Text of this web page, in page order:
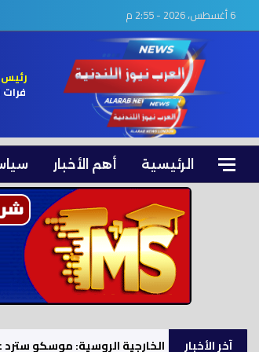
6 أغسطس، 2026 - 2:55 م
رئيس
فرات
الرئيسية أهم الأخبار
آخر الأخبار الخارجية الروسية: موسكو